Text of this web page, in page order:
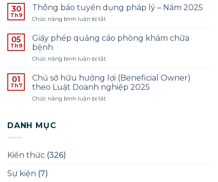
–
2026
Đợt
BÁO
TUYỂN
THỰC
SINH
–
THÁNG
12/2025
30
Th9
Thông báo tuyển dụng pháp lý – Năm 2025
Chức năng bình luận bị tắtở
báo
tuyển
pháp
–
Năm
2025
05
Th9
Giấy phép quảng cáo phòng khám chữa
bệnh
Chức năng bình luận bị tắtở
phép
quảng
cáo
phòng
01
Th7
Chủ sở hữu hưởng lợi (Beneficial Owner)
theo Luật Doanh nghiệp 2025
Chức năng bình luận bị tắtở
DANH MỤC
Kiến thức (326)
Sự kiện (7)